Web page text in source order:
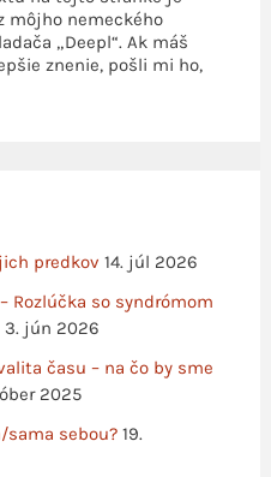
môjho nemeckého
„Deepl“. Ak máš
znenie, pošli mi ho,
predkov 14. júl 2026
Rozlúčka so syndrómom
3. jún 2026
času – na čo by sme
2025
sama sebou? 19.